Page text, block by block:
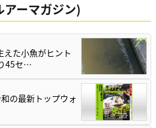
ーマガジン)
えた小魚がヒント
45セ…
の最新トップウォ